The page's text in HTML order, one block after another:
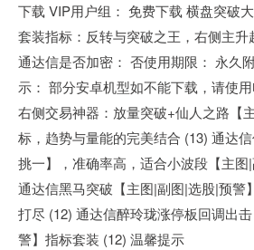
下载 VIP用户组： 免费下载 横盘突破
套装指标：反转与突破之王，右侧主升
通达信是否加密： 否使用期限： 永久
示： 部分安卓机型如不能下载，请使
右侧交易神器：放量突破+仙人之路【
标，趋势与量能的完美结合 (13) 通达
挑一】，准确率高，适合小波段【主图
通达信黑马突破【主图|副图|选股|预警
打尽 (12) 通达信醉玲珑涨停板回调出
警】指标套装 (12) 温馨提示